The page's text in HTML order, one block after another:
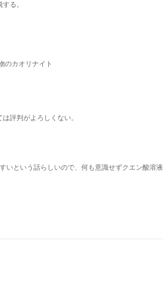
る。
のカオリナイト
評判がよろしくない。
いという話らしいので、何も意識せずクエン酸溶液